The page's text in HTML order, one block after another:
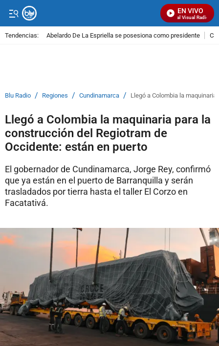
EN VIVO
Señal Visual Radio
Tendencias: Abelardo De La Espriella se posesiona como presidente
Blu Radio / Regiones / Cundinamarca / Llegó a Colombia la
Llegó a Colombia la maquinaria para la
construcción del Regiotram de
Occidente: están en puerto
El gobernador de Cundinamarca, Jorge Rey, confirmó
que ya están en el puerto de Barranquilla y serán
trasladados por tierra hasta el taller El Corzo en
Facatativá.